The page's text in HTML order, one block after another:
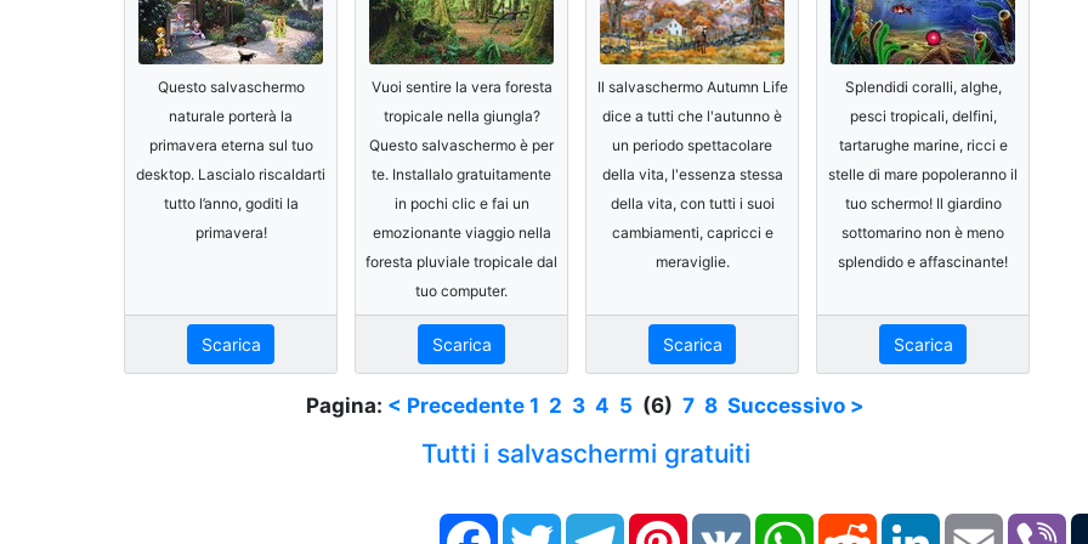
Questo salvaschermo
naturale porterà la
primavera eterna sul tuo
desktop. Lascialo riscaldarti
tutto l’anno, goditi la
primavera!
Scarica
Vuoi sentire la vera foresta
tropicale nella giungla?
Questo salvaschermo è per
te. Installalo gratuitamente
in pochi clic e fai un
emozionante viaggio nella
foresta pluviale tropicale dal
tuo computer.
Scarica
Il salvaschermo Autumn Life
dice a tutti che l'autunno è
un periodo spettacolare
della vita, l'essenza stessa
della vita, con tutti i suoi
cambiamenti, capricci e
meraviglie.
Scarica
Splendidi coralli, alghe,
pesci tropicali, delfini,
tartarughe marine, ricci e
stelle di mare popoleranno il
tuo schermo! Il giardino
sottomarino non è meno
splendido e affascinante!
Scarica
Pagina: < Precedente 1 2 3 4 5 (6) 7 8 Successivo >
Tutti i salvaschermi gratuiti
FacebookTwitter TelegramPinterestVK WhatsAppReddit LinkedIn Email